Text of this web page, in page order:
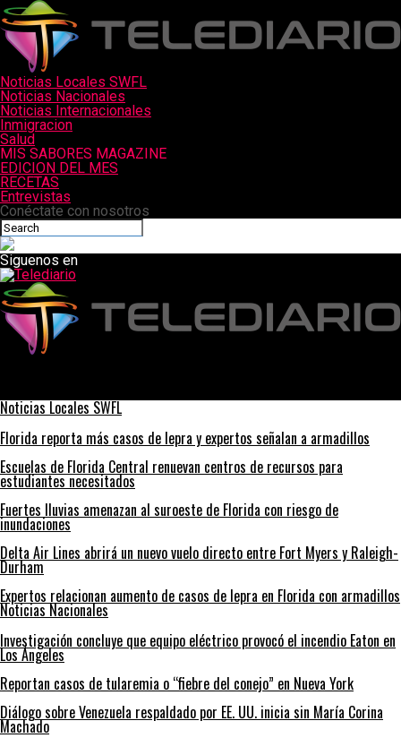
Noticias Locales SWFL
Noticias Nacionales
Noticias Internacionales
Inmigracion
Salud
MIS SABORES MAGAZINE
EDICION DEL MES
RECETAS
Entrevistas
Conéctate con nosotros
Siguenos en
Noticias Locales SWFL
Florida reporta más casos de lepra y expertos señalan a armadillos
Escuelas de Florida Central renuevan centros de recursos para
estudiantes necesitados
Fuertes lluvias amenazan al suroeste de Florida con riesgo de
inundaciones
Delta Air Lines abrirá un nuevo vuelo directo entre Fort Myers y Raleigh-
Durham
Expertos relacionan aumento de casos de lepra en Florida con armadillos
Noticias Nacionales
Investigación concluye que equipo eléctrico provocó el incendio Eaton en
Los Ángeles
Reportan casos de tularemia o “fiebre del conejo” en Nueva York
Diálogo sobre Venezuela respaldado por EE. UU. inicia sin María Corina
Machado